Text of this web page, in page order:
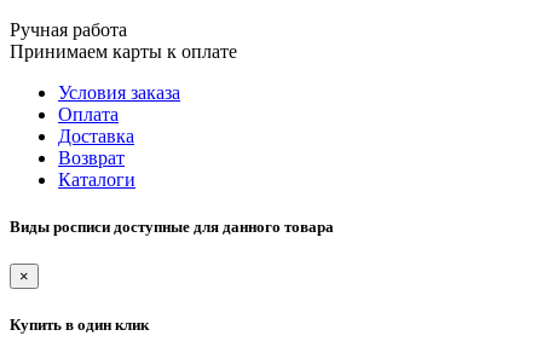
Ручная работа
Принимаем карты к оплате
Условия заказа
Оплата
Доставка
Возврат
Каталоги
Виды росписи доступные для данного товара
×
Купить в один клик